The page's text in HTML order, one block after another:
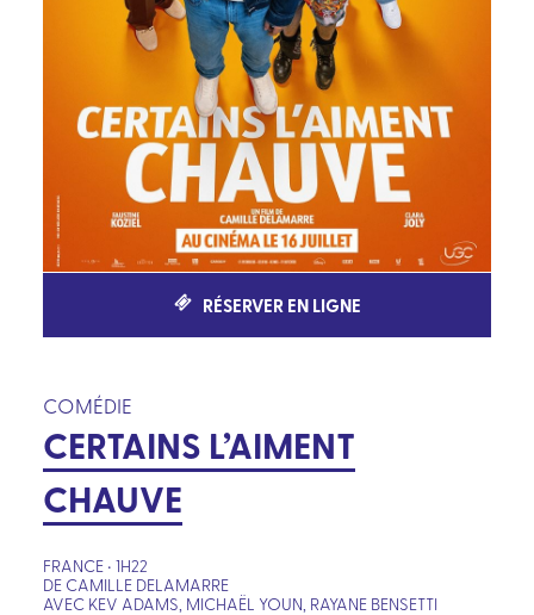
RÉSERVER EN LIGNE
COMÉDIE
CERTAINS L’AIMENT
CHAUVE
FRANCE • 1H22
DE CAMILLE DELAMARRE
AVEC KEV ADAMS, MICHAËL YOUN, RAYANE BENSETTI